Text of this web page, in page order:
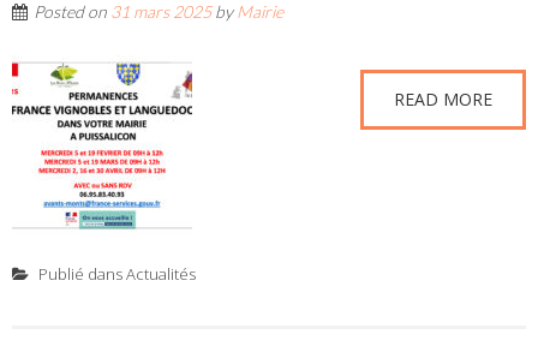
Posted on 31 mars 2025byMairie
READ MORE
Publié dansActualités